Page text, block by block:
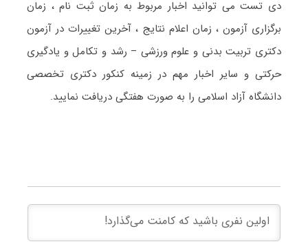
دی تست می توانید اخبار مربوط به زمان ثبت نام ، زمان
برگزاری آزمون ، زمان اعلام نتایج ، آخرین تغییرات در آزمون
دکتری تربیت بدنی و علوم ورزشی – رشد و تکامل و یادگیری
حرکتی و سایر اخبار مهم در زمینه کنکور دکتری تخصصی
دانشگاه آزاد اسلامی را به صورت هفتگی دریافت نمایید.